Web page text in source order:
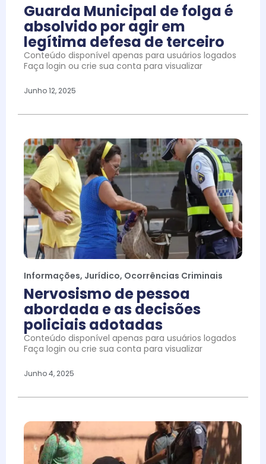
Guarda Municipal de folga é
absolvido por agir em
legítima defesa de terceiro
Conteúdo disponível apenas para usuários logados
Faça login ou crie sua conta para visualizar
Junho 12, 2025
Informações, Jurídico, Ocorrências Criminais
Nervosismo de pessoa
abordada e as decisões
policiais adotadas
Conteúdo disponível apenas para usuários logados
Faça login ou crie sua conta para visualizar
Junho 4, 2025